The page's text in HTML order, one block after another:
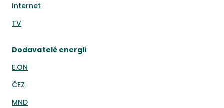
Internet
TV
Dodavatelé energií
E.ON
ČEZ
MND